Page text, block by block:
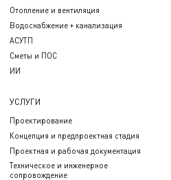
Отопление и вентиляция
Водоснабжение + канализация
АСУТП
Сметы и ПОС
ИИ
УСЛУГИ
Проектирование
Концепция и предпроектная стадия
Проектная и рабочая документация
Техническое и инженерное
сопровождение